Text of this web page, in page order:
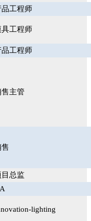
品工程师
具工程师
品工程师
售主管
目总监
lighting